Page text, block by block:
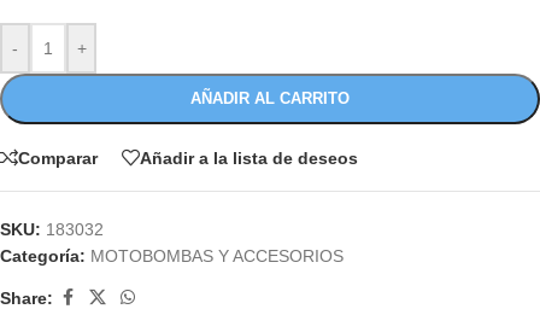
- +
AÑADIR AL CARRITO
Comparar Añadir a la lista de deseos
SKU: 183032
Categoría: MOTOBOMBAS Y ACCESORIOS
Share: